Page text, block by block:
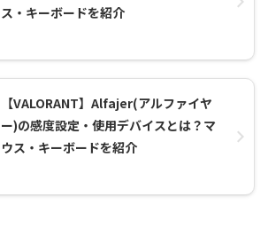
ス・キーボードを紹介
【VALORANT】Alfajer(アルファイヤ
ー)の感度設定・使用デバイスとは？マ
ウス・キーボードを紹介